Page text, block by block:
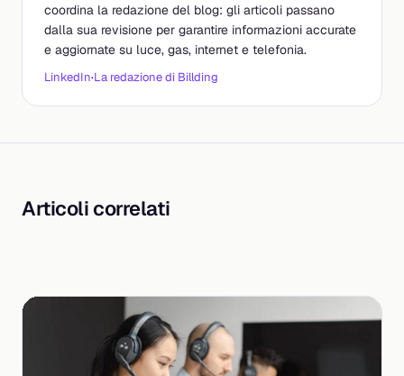
coordina la redazione del blog: gli articoli passano
dalla sua revisione per garantire informazioni accurate
e aggiornate su luce, gas, internet e telefonia.
LinkedIn·La redazione di Billding
Articoli correlati